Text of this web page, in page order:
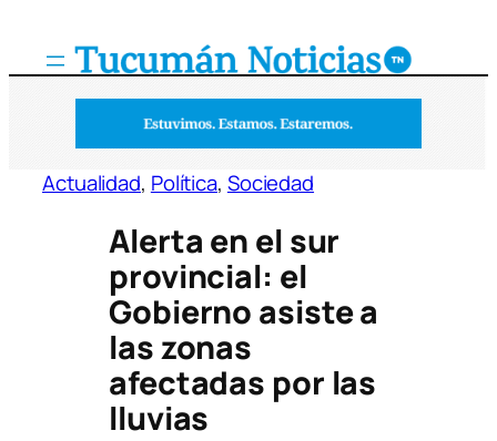
Actualidad, Política, Sociedad
Alerta en el sur
provincial: el
Gobierno asiste a
las zonas
afectadas por las
lluvias